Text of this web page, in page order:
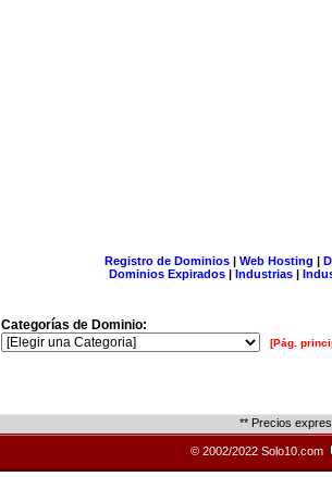
Registro de Dominios| Web Hosting |
Dominios Expirados | Industrias |
Categorías de Dominio:
[Pág.
** Precios
© 2002/2022 Solo10.com